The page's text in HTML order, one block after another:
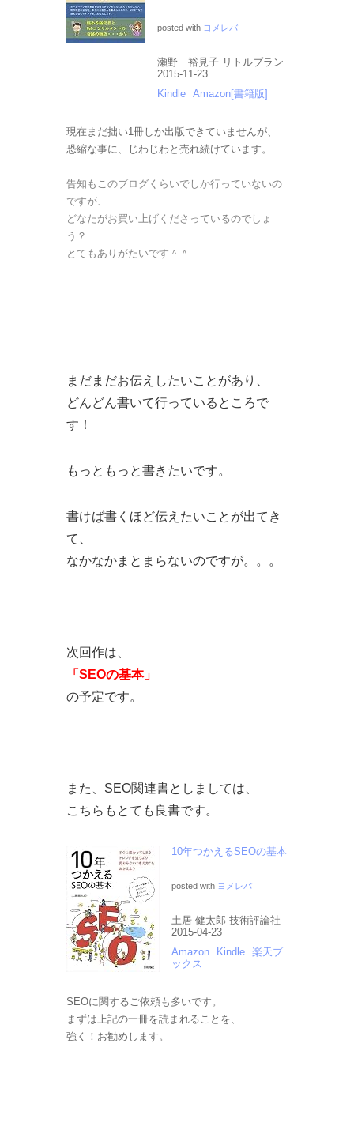
posted with ヨメレバ
瀬野 裕見子 リトルプラン
2015-11-23
Kindle Amazon[書籍版]
現在まだ拙い1冊しか出版できていませんが、
恐縮な事に、じわじわと売れ続けています。
告知もこのブログくらいでしか行っていないの
ですが、
どなたがお買い上げくださっているのでしょ
う？
とてもありがたいです＾＾
まだまだお伝えしたいことがあり、
どんどん書いて行っているところで
す！
もっともっと書きたいです。
書けば書くほど伝えたいことが出てき
て、
なかなかまとまらないのですが。。。
次回作は、
「SEOの基本」
の予定です。
また、SEO関連書としましては、
こちらもとても良書です。
10年つかえるSEOの基本
posted with ヨメレバ
土居 健太郎 技術評論社
2015-04-23
Amazon
Kindle 楽天ブ
ックス
SEOに関するご依頼も多いです。
まずは上記の一冊を読まれることを、
強く！お勧めします。